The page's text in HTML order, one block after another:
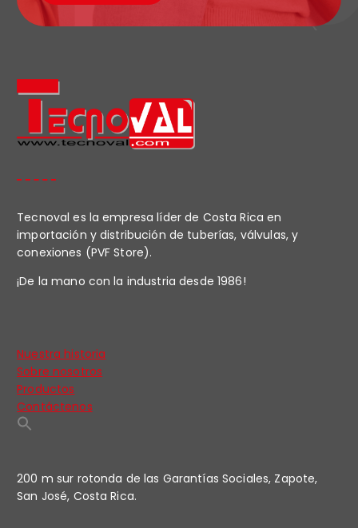
Tecnoval es la empresa líder de Costa Rica en
importación y distribución de tuberías, válvulas, y
conexiones (PVF Store).
¡De la mano con la industria desde 1986!
Nuestra historia
Sobre nosotros
Productos
Contáctenos
200 m sur rotonda de las Garantías Sociales, Zapote,
San José, Costa Rica.